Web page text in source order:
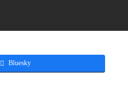
Bluesky